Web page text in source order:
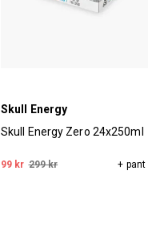
Skull Energy
Skull Energy Zero 24x250ml
99 kr 299 kr + pant